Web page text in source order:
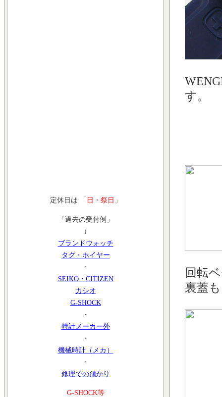
定休日は 「 日・祭日 」
「過去の受付例」
↓
ブランドウォッチ
タグ・ホイヤー
・
SEIKO・CITIZEN
カシオ
G-SHOCK
・
時計メーカー外
・
機械時計（メカ）
・
修理での預かり
G-SHOCK等
す。
回転
裏蓋